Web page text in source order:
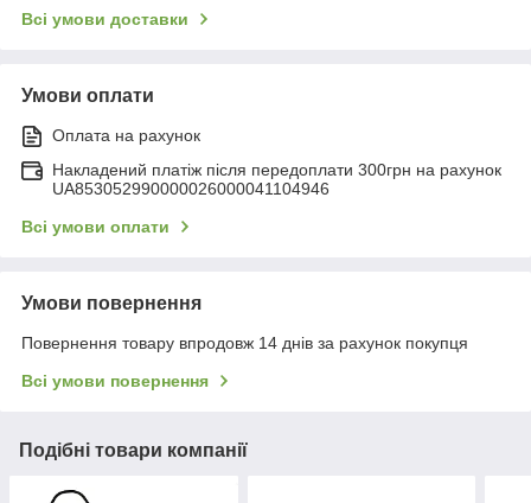
Всі умови доставки
Умови оплати
Оплата на рахунок
Накладений платіж після передоплати 300грн на рахунок
UA853052990000026000041104946
Всі умови оплати
Умови повернення
Повернення товару впродовж 14 днів за рахунок покупця
Всі умови повернення
Подібні товари компанії